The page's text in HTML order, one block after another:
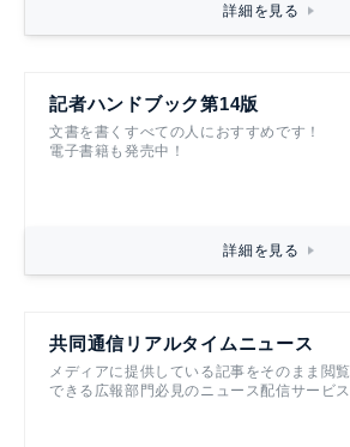
詳細を見る
記者ハンドブック第14版
文書を書くすべての人におすすめです！
電子書籍も発売中！
詳細を見る
共同通信リアルタイムニュース
メディアに提供している記事をそのまま閲覧
できる広報部門必見のニュース配信サービス